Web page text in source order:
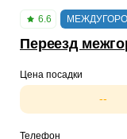
6.6
Переезд
Цена посадки
--
Телефон